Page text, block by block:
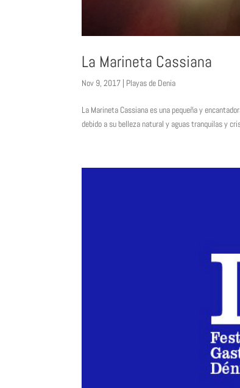
La Marineta Cassiana
Nov 9, 2017 Playas de Denia
La Marineta Cassiana es una pequeña y
debido a su belleza natural y aguas tranquilas y